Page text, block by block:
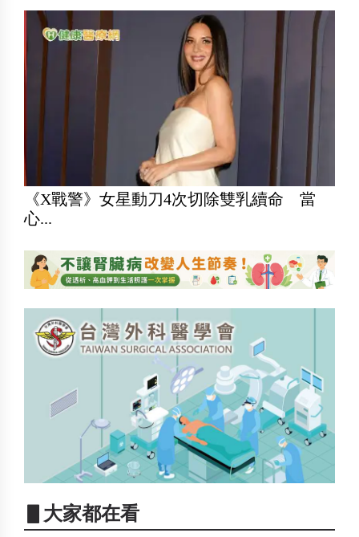
《X戰警》女星動刀4次切除雙乳續命 當
心...
▋大家都在看